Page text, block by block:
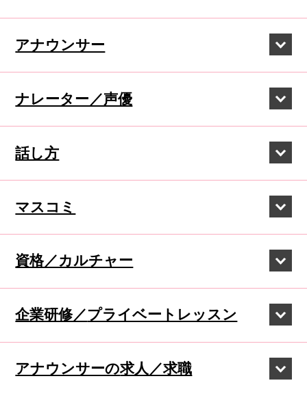
アナウンサー
ナレーター／声優
話し方
マスコミ
資格／カルチャー
企業研修／プライベートレッスン
アナウンサーの求人／求職